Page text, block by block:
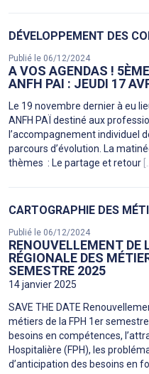
DÉVELOPPEMENT DES
Publié le 06/12/2024
A VOS AGENDAS !
ANFH PAI : JEUDI 17
Le 19 novembre dernier à eu
ANFH PAÏ destiné aux
l’accompagnement individuel
parcours d’évolution. La
thèmes : Le partage et retour
CARTOGRAPHIE DES
Publié le 06/12/2024
RENOUVELLEMENT DE
RÉGIONALE DES
SEMESTRE 2025
14 janvier 2025
SAVE THE DATE
métiers de la FPH 1er
besoins en compétences,
Hospitalière (FPH), les
d’anticipation des besoins en